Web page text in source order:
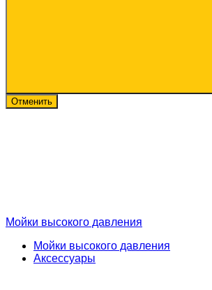
Отменить
Мойки высокого давления
Мойки высокого давления
Аксессуары